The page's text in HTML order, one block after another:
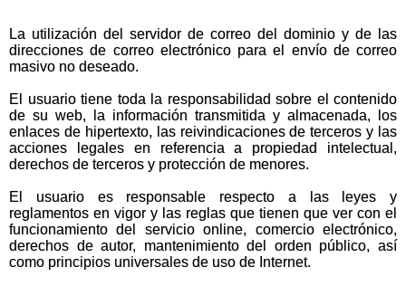
La utilización del servidor de correo del dominio y de las
direcciones de correo electrónico para el envío de correo
masivo no deseado.
El usuario tiene toda la responsabilidad sobre el contenido
de su web, la información transmitida y almacenada, los
enlaces de hipertexto, las reivindicaciones de terceros y las
acciones legales en referencia a propiedad intelectual,
derechos de terceros y protección de menores.
El usuario es responsable respecto a las leyes y
reglamentos en vigor y las reglas que tienen que ver con el
funcionamiento del servicio online, comercio electrónico,
derechos de autor, mantenimiento del orden público, así
como principios universales de uso de Internet.